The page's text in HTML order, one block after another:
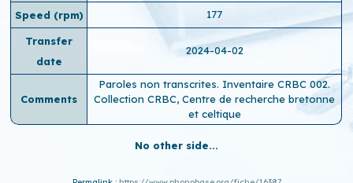
Speed ​​(rpm) 177
Transfer
date
2024-04-02
Comments
Paroles non transcrites. Inventaire CRBC 002.
Collection CRBC, Centre de recherche bretonne
et celtique
No other side...